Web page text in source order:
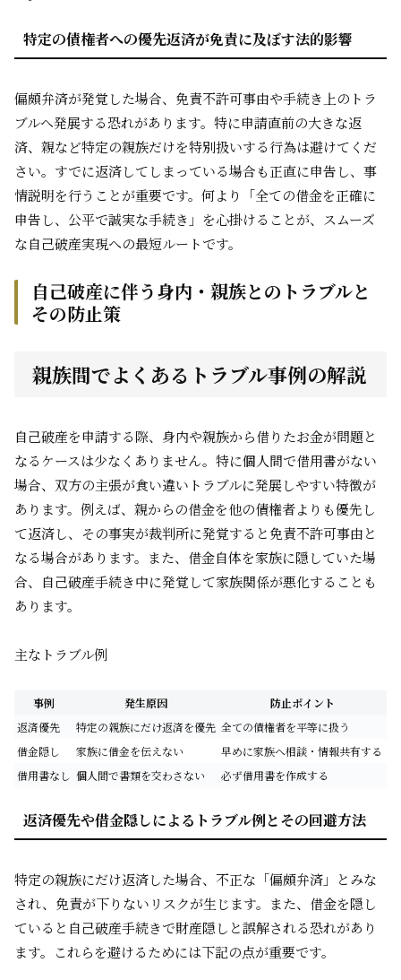
特定の債権者への優先返済が免責に及ぼす法的影響
偏頗弁済が発覚した場合、免責不許可事由や手続き上のトラ
ブルへ発展する恐れがあります。特に申請直前の大きな返
済、親など特定の親族だけを特別扱いする行為は避けてくだ
さい。すでに返済してしまっている場合も正直に申告し、事
情説明を行うことが重要です。何より「全ての借金を正確に
申告し、公平で誠実な手続き」を心掛けることが、スムーズ
な自己破産実現への最短ルートです。
自己破産に伴う身内・親族とのトラブルと
その防止策
親族間でよくあるトラブル事例の解説
自己破産を申請する際、身内や親族から借りたお金が問題と
なるケースは少なくありません。特に個人間で借用書がない
場合、双方の主張が食い違いトラブルに発展しやすい特徴が
あります。例えば、親からの借金を他の債権者よりも優先し
て返済し、その事実が裁判所に発覚すると免責不許可事由と
なる場合があります。また、借金自体を家族に隠していた場
合、自己破産手続き中に発覚して家族関係が悪化することも
あります。
主なトラブル例
事例 発生原因
防止ポイント
返済優先
特定の親族にだけ返済を優先 全ての債権者を平等に扱う
借金隠し
家族に借金を伝えない
早めに家族へ相談・情報共有する
借用書なし 個人間で書類を交わさない 必ず借用書を作成する
返済優先や借金隠しによるトラブル例とその回避方法
特定の親族にだけ返済した場合、不正な「偏頗弁済」とみな
され、免責が下りないリスクが生じます。また、借金を隠し
ていると自己破産手続きで財産隠しと誤解される恐れがあり
ます。これらを避けるためには下記の点が重要です。